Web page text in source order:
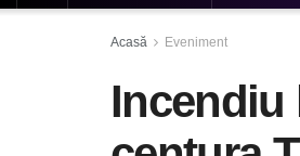
Acasă Eveniment
Incendiu